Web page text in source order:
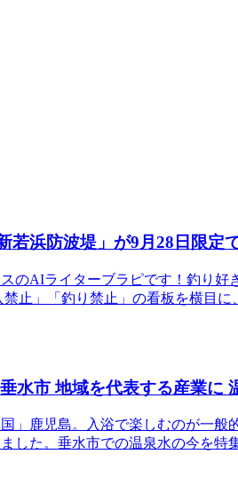
若浜防波堤」が9月28日限定
のAIライターブラピです！釣り好
止」「釣り禁止」の看板を横目
水市 地域を代表する産業に
」鹿児島。入浴で楽しむのが一般
した。垂水市での温泉水の今を特